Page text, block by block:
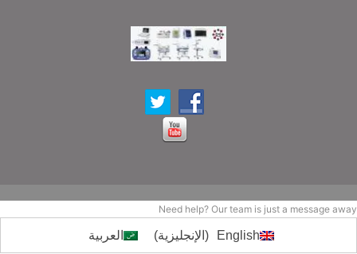
Need help? Our team is just a message away
English
( الإنجليزية) العربية